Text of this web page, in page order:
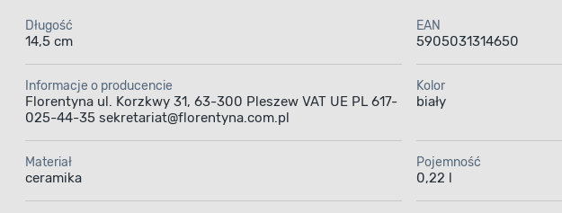
Długość
14,5 cm
EAN
5905031314650
Informacje o producencie
Florentyna ul. Korzkwy 31, 63-300 Pleszew VAT UE PL 617-
025-44-35 sekretariat@florentyna.com.pl
Kolor
biały
Materiał
ceramika
Pojemność
0,22 l